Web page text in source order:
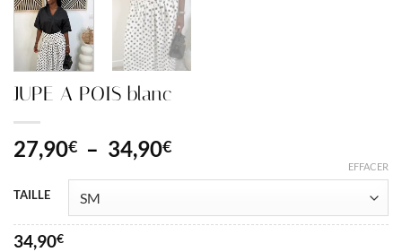
JUPE A POIS blanc
27,90€ – 34,90€Plage
27,90€
à
TAILLE
EFFACER
34,90€